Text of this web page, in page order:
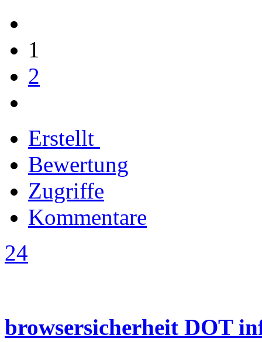
1
2
Erstellt
Bewertung
Zugriffe
Kommentare
24
browsersicherheit DOT